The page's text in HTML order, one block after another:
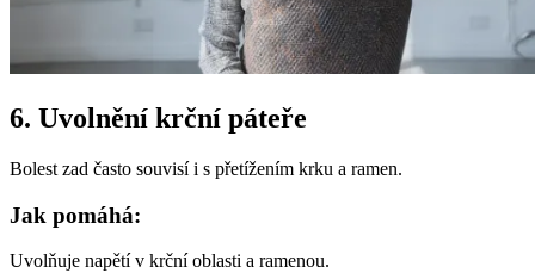
6. Uvolnění krční páteře
Bolest zad často souvisí i s přetížením krku a ramen.
Jak pomáhá:
Uvolňuje napětí v krční oblasti a ramenou.